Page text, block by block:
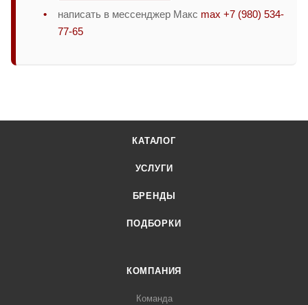
написать в мессенджер Макс max +7 (980) 534-
77-65
КАТАЛОГ
УСЛУГИ
БРЕНДЫ
ПОДБОРКИ
КОМПАНИЯ
Команда